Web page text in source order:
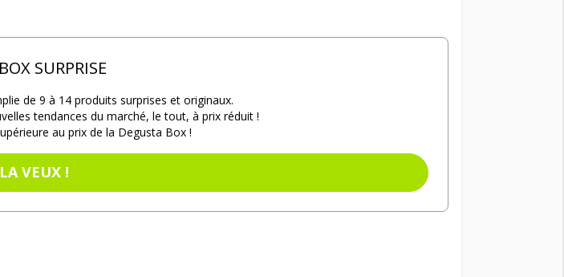
SURPRISE
de 9 à 14 produits surprises et originaux.
tendances du marché, le tout, à prix réduit !
au prix de la Degusta Box !
VEUX !